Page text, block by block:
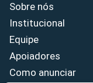
Sobre nós
Institucional
Equipe
Apoiadores
Como anunciar